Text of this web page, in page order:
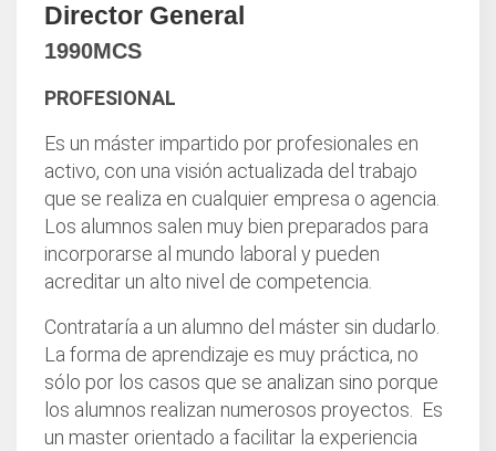
Director General
1990MCS
PROFESIONAL
Es un máster impartido por profesionales en
activo, con una visión actualizada del trabajo
que se realiza en cualquier empresa o agencia.
Los alumnos salen muy bien preparados para
incorporarse al mundo laboral y pueden
acreditar un alto nivel de competencia.
Contrataría a un alumno del máster sin dudarlo.
La forma de aprendizaje es muy práctica, no
sólo por los casos que se analizan sino porque
los alumnos realizan numerosos proyectos. Es
un master orientado a facilitar la experiencia